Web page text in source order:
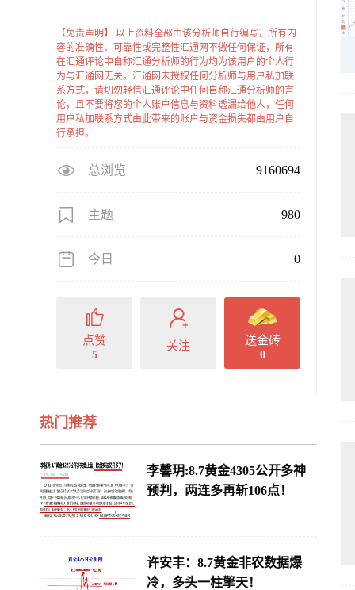
【免责声明】 以上资料全部由该分析师自行编写，所有内
容的准确性、可靠性或完整性汇通网不做任何保证，所有
在汇通评论中自称汇通分析师的行为均为该用户的个人行
为与汇通网无关。汇通网未授权任何分析师与用户私加联
系方式，请切勿轻信汇通评论中任何自称汇通分析师的言
论，且不要将您的个人账户信息与资料透漏给他人，任何
用户私加联系方式由此带来的账户与资金损失都由用户自
行承担。
总浏览 9160694
主题 980
今日 0
点赞
5
关注 送金砖
0
热门推荐
李馨玥:8.7黄金4305公开多神
预判，两连多再斩106点！
许安丰：8.7黄金非农数据爆
冷，多头一柱擎天！